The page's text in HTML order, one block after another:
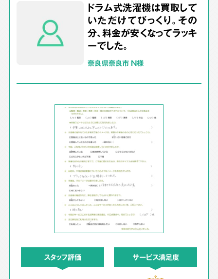
ドラム式洗濯機は買取して
いただけてびっくり。その
分、料金が安くなってラッキ
ーでした。
奈良県奈良市 N様
スタッフ評価 サービス満足度